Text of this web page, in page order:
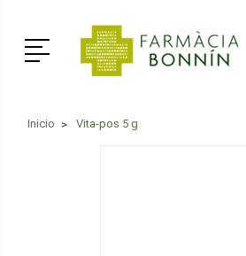
Menú
Inicio Vita-pos 5 g